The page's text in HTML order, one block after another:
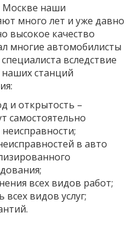
Москве наши
много лет и уже давно
высокое качество
многие автомобилисты
вследствие
станций
и открытость –
самостоятельно
в авто
всех видов работ;
видов услуг;